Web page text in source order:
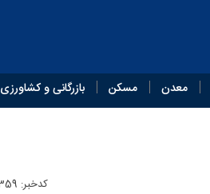
معدن مسکن بازرگانی و کشاورزی
کدخبر: 536359